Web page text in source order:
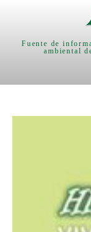
Fuente de
ambiental